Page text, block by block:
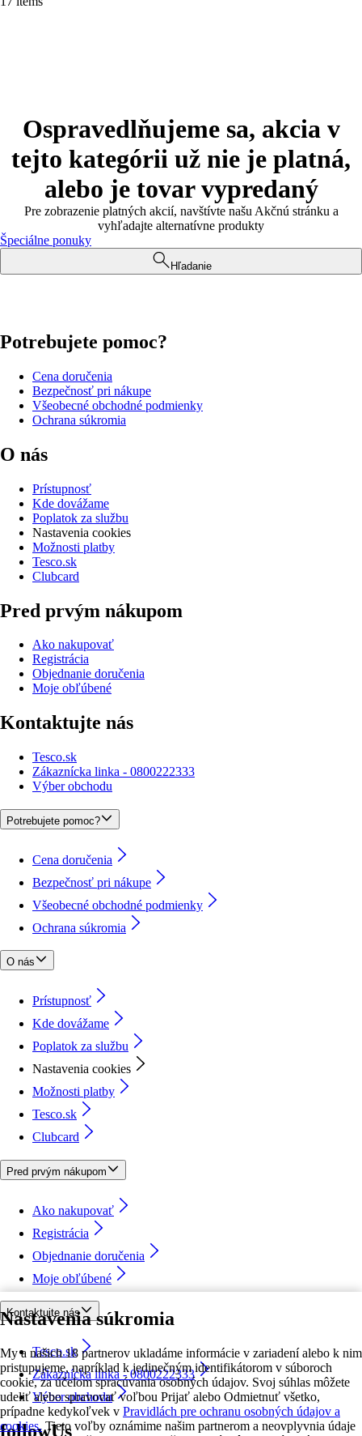
Nastavenia súkromia
My a našich 18 partnerov ukladáme informácie v zariadení alebo k nim
pristupujeme, napríklad k jedinečným identifikátorom v súboroch
cookie, za účelom spracúvania osobných údajov. Svoj súhlas môžete
udeliť alebo spravovať voľbou Prijať alebo Odmietnuť všetko,
prípadne kedykoľvek v Pravidlách pre ochranu osobných údajov a
cookies. Tieto voľby oznámime našim partnerom a neovplyvnia údaje
Ospravedlňujeme sa, akcia v
tejto kategórii už nie je platná,
alebo je tovar vypredaný
Pre zobrazenie platných akcií, navštívte našu Akčnú stránku a
vyhľadajte alternatívne produkty
Špeciálne ponuky
Hľadanie
Potrebujete pomoc?
Cena doručenia
Bezpečnosť pri nákupe
Všeobecné obchodné podmienky
Ochrana súkromia
O nás
Prístupnosť
Kde dovážame
Poplatok za službu
Nastavenia cookies
Možnosti platby
Tesco.sk
Clubcard
Pred prvým nákupom
Ako nakupovať
Registrácia
Objednanie doručenia
Moje obľúbené
Kontaktujte nás
Tesco.sk
Zákaznícka linka - 0800222333
Výber obchodu
Potrebujete pomoc?
Cena doručenia
Bezpečnosť pri nákupe
Všeobecné obchodné podmienky
Ochrana súkromia
O nás
Prístupnosť
Kde dovážame
Poplatok za službu
Nastavenia cookies
Možnosti platby
Tesco.sk
Clubcard
Pred prvým nákupom
Ako nakupovať
Registrácia
Objednanie doručenia
Moje obľúbené
Kontaktujte nás
Tesco.sk
Zákaznícka linka - 0800222333
Výber obchodu
followUs